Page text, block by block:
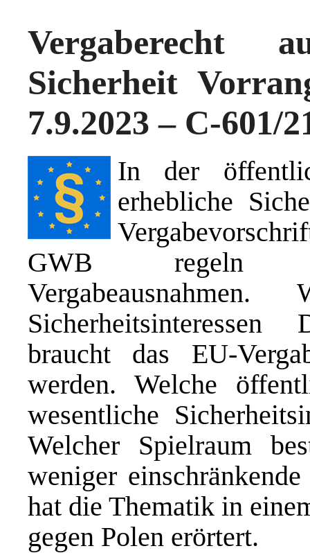
Vergaberecht
Sicherheit
7.9.2023 – C-601/
In der
erhebliche
GWB regeln
braucht das EU-
werden. Welche
wesentliche
Welcher Spielraum
weniger
hat die Thematik in
gegen Polen erörtert.